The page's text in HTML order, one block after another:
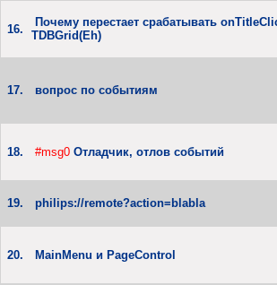
16.
Почему перестает срабатывать
TDBGrid(Eh)
17. вопрос по событиям
18. #msg0 Отладчик, отлов событий
19. philips://remote?action=blabla
20. MainMenu и PageControl